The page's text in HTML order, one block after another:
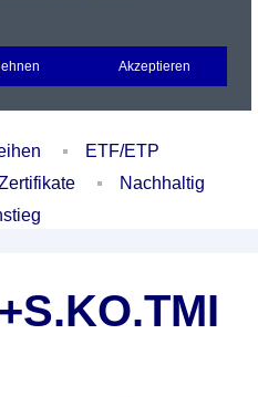
Portfolio Login
ETF/ETP
Nachhaltig
Akzeptieren